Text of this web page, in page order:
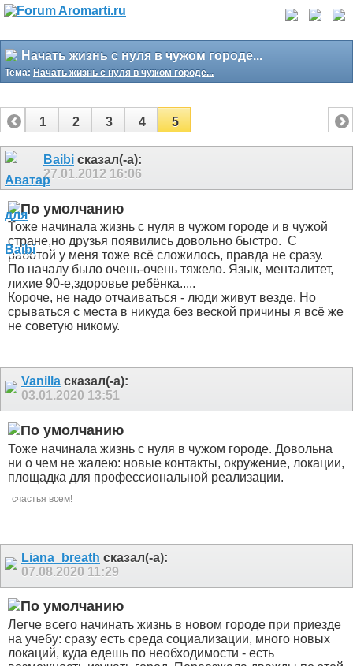
Начать жизнь с нуля в чужом городе...
Тема: Начать жизнь с нуля в чужом городе...
1 2 3 4 5
Baibi сказал(-а):
27.01.2012 16:06
Тоже начинала жизнь с нуля в чужом городе и в чужой
стране,но друзья появились довольно быстро. С
работой у меня тоже всё сложилось, правда не сразу.
По началу было очень-очень тяжело. Язык, менталитет,
лихие 90-е,здоровье ребёнка.....
Короче, не надо отчаиваться - люди живут везде. Но
срываться с места в никуда без веской причины я всё же
не советую никому.
Vanilla сказал(-а):
03.01.2020 13:51
Тоже начинала жизнь с нуля в чужом городе. Довольна
ни о чем не жалею: новые контакты, окружение, локации,
площадка для профессиональной реализации.
счастья всем!
Liana_breath сказал(-а):
07.08.2020 11:29
Легче всего начинать жизнь в новом городе при приезде
на учебу: сразу есть среда социализации, много новых
локаций, куда едешь по необходимости - есть